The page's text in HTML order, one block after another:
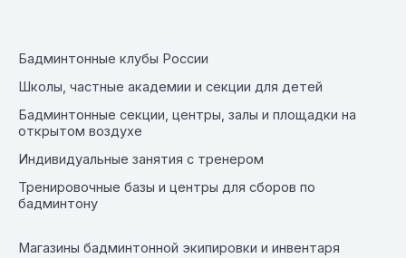
Бадминтонные клубы России
Школы, частные академии и секции для детей
Бадминтонные секции, центры, залы и площадки на
открытом воздухе
Индивидуальные занятия с тренером
Тренировочные базы и центры для сборов по
бадминтону
Магазины бадминтонной экипировки и инвентаря